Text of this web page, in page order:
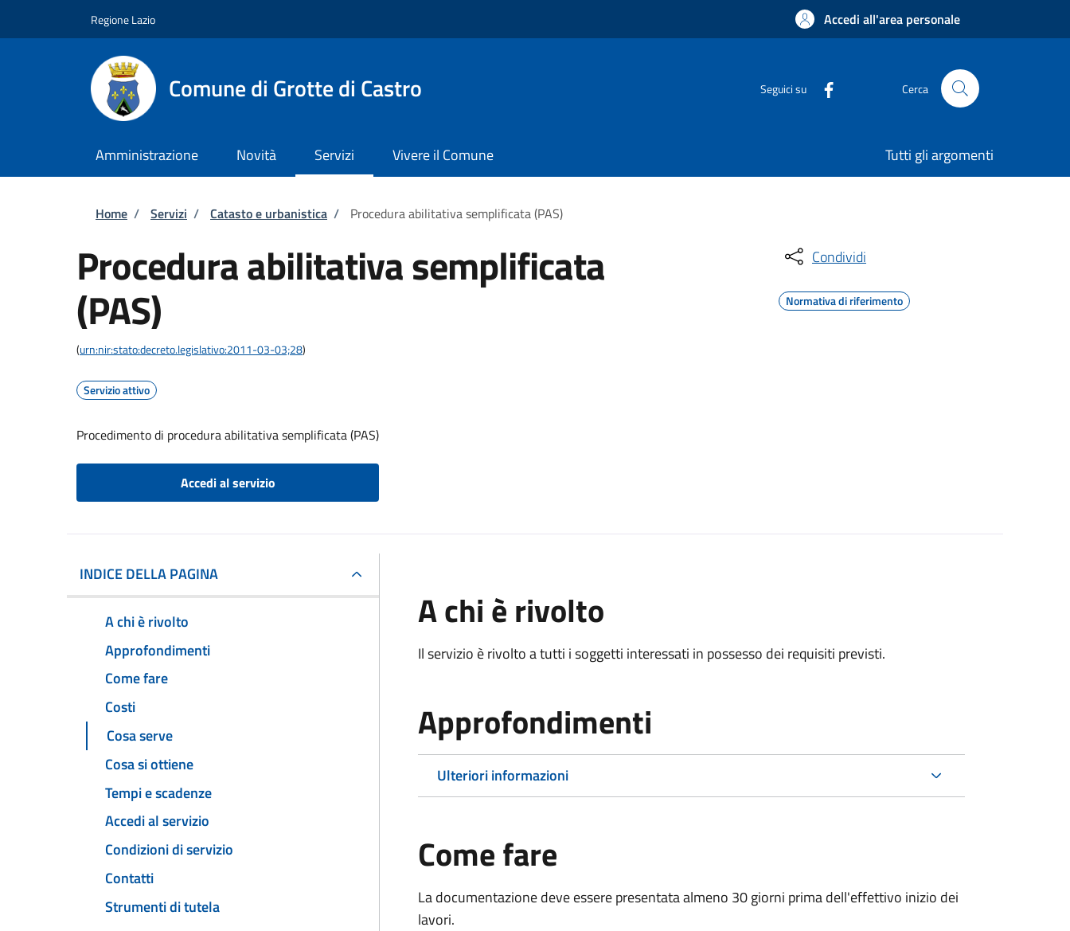
Regione Lazio Accedi all'area personale
Comune di Grotte di Castro Seguici su Cerca
Amministrazione Novità Servizi Vivere il Comune Tutti gli argomenti
Briciole di pane
Home / Servizi / Catasto e urbanistica / Procedura abilitativa semplificata (PAS)
Procedura abilitativa semplificata
(PAS)
(urn:nir:stato:decreto.legislativo:2011-03-03;28)
Servizio attivo
Procedimento di procedura abilitativa semplificata (PAS)
Accedi al servizio
Condividi
Normativa di riferimento
INDICE DELLA PAGINA
A chi è rivolto
Approfondimenti
Come fare
Costi
Cosa serve
Cosa si ottiene
Tempi e scadenze
Accedi al servizio
Condizioni di servizio
Contatti
Strumenti di tutela
A chi è rivolto
Il servizio è rivolto a tutti i soggetti interessati in possesso dei requisiti previsti.
Approfondimenti
Ulteriori informazioni
Come fare
La documentazione deve essere presentataalmeno 30 giorni prima dell'effettivo inizio dei
lavori.